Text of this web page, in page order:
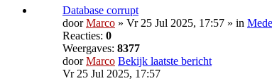
Database corrupt
doorMarco » Vr 25 Jul 2025, 17:57 » in
Reacties: 0
Weergaves: 8377
doorMarco Bekijk laatste bericht
Vr 25 Jul 2025, 17:57